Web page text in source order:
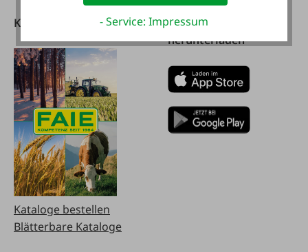
Kataloge
Kataloge bestellen
Blätterbare Kataloge
FAIE App
herunterladen
- Service: Impressum